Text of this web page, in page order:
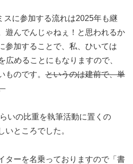
スに参加する流れは2025年も継
遊んでんじゃねぇ！と思われるか
参加することで、私、ひいては
広めることにもなりますので、
ものです。 というのは建前で、単
いの比重を執筆活動に置くの
いところでした。
ターを名乗っておりますので「書